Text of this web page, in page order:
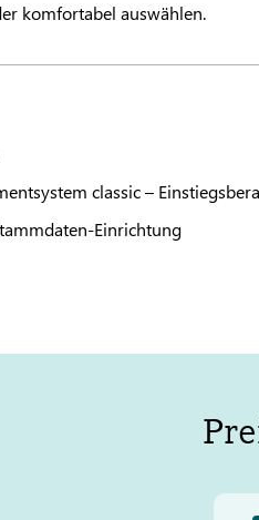
komfortabel auswählen.
classic –
Einrichtung